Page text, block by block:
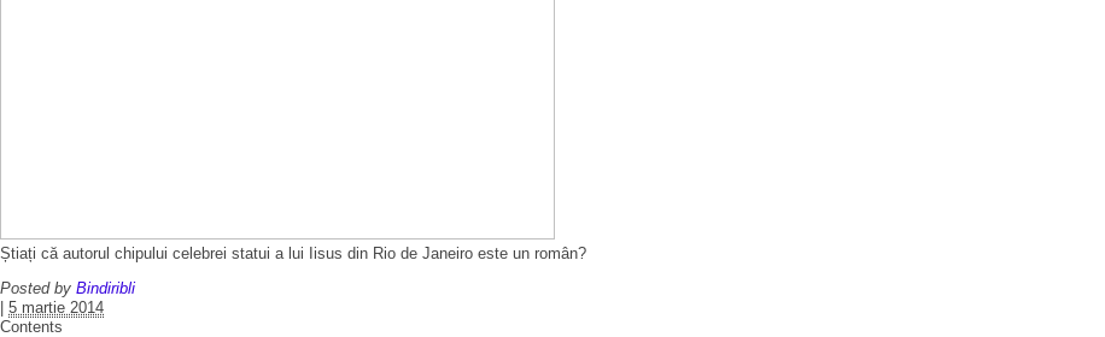
Știați că autorul chipului celebrei statui a lui Iisus din Rio de Janeiro este un român?
Posted by Bindiribli
5 martie 2014
Contents